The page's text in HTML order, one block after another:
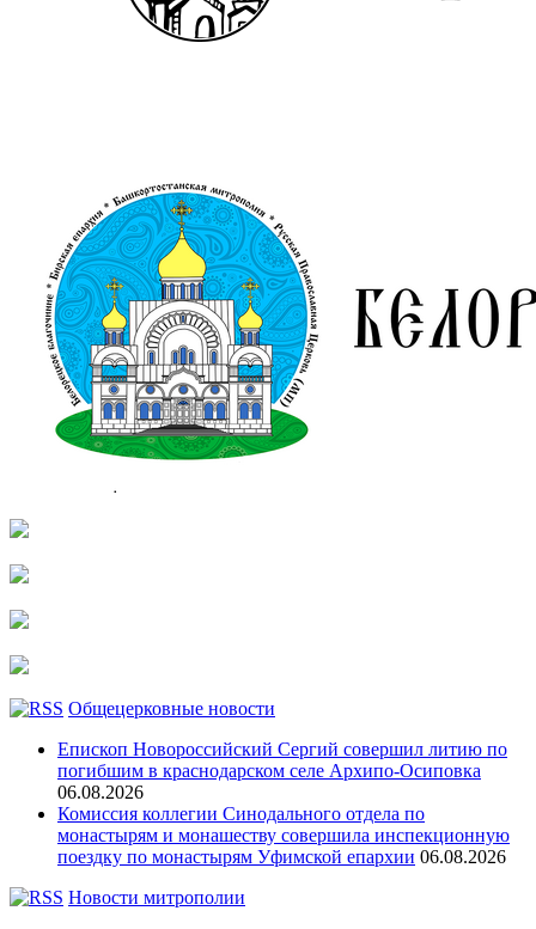
Общецерковные новости
Епископ Новороссийский Сергий совершил литию по
погибшим в краснодарском селе Архипо-Осиповка
06.08.2026
Комиссия коллегии Синодального отдела по
монастырям и монашеству совершила инспекционную
поездку по монастырям Уфимской епархии 06.08.2026
Новости митрополии